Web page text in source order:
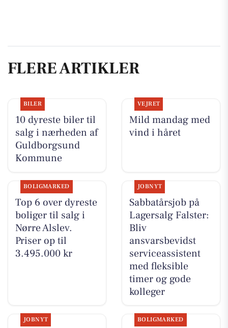
FLERE ARTIKLER
BILER
10 dyreste biler til
salg i nærheden af
Guldborgsund
Kommune
VEJRET
Mild mandag med
vind i håret
BOLIGMARKED
Top 6 over dyreste
boliger til salg i
Nørre Alslev.
Priser op til
3.495.000 kr
JOBNYT
Sabbatårsjob på
Lagersalg Falster:
Bliv
ansvarsbevidst
serviceassistent
med fleksible
timer og gode
kolleger
JOBNYT BOLIGMARKED